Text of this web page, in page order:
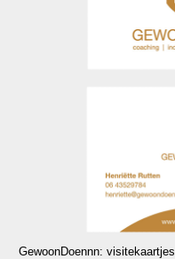
GewoonDoennn: visitekaartjes